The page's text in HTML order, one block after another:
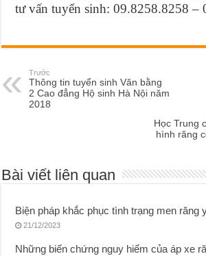
tư vấn tuyển sinh: 09.8258.8258 –
Trước
Thông tin tuyển sinh Văn bằng
2 Cao đẳng Hộ sinh Hà Nội năm
2018
Học Trung
hình răng
Bài viết liên quan
Biện pháp khắc phục tình trạng men răng
21/12/2023
Những biến chứng nguy hiểm của áp xe